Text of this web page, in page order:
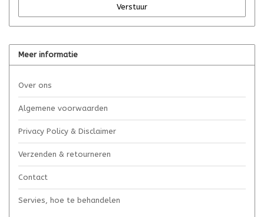
Verstuur
Meer informatie
Over ons
Algemene voorwaarden
Privacy Policy & Disclaimer
Verzenden & retourneren
Contact
Servies, hoe te behandelen